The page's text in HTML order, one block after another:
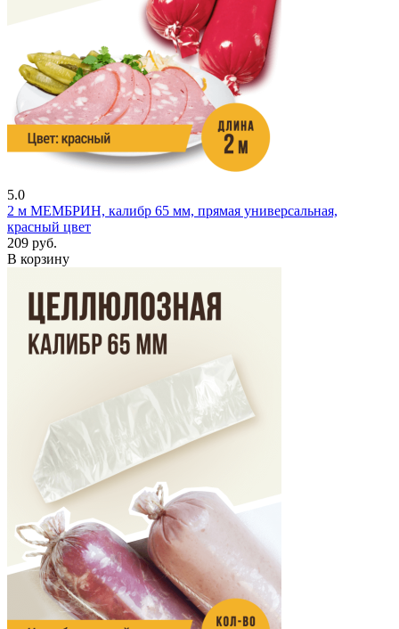
5.0
2 м МЕМБРИН, калибр 65 мм, прямая универсальная,
красный цвет
209 руб.
В корзину